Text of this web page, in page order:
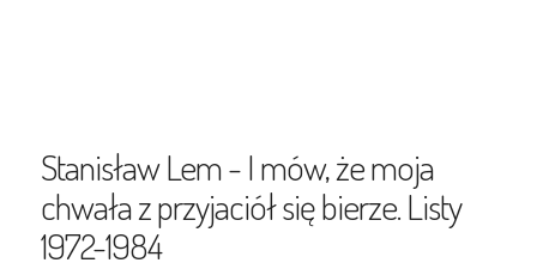
Stanisław Lem - I mów, że moja
chwała z przyjaciół się bierze. Listy
1972-1984